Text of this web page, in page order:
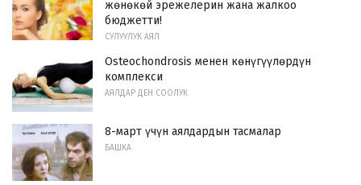
жөнөкөй эрежелерин жана жалкоо
бюджетти!
СУЛУУЛУК АЯЛ
Osteochondrosis менен көнүгүүлөрдүн
комплекси
АЯЛДАР ДЕН СООЛУК
8-март үчүн аялдардын тасмалар
БАШКА